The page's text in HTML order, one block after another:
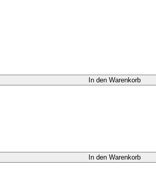
In den Warenkorb
In den Warenkorb